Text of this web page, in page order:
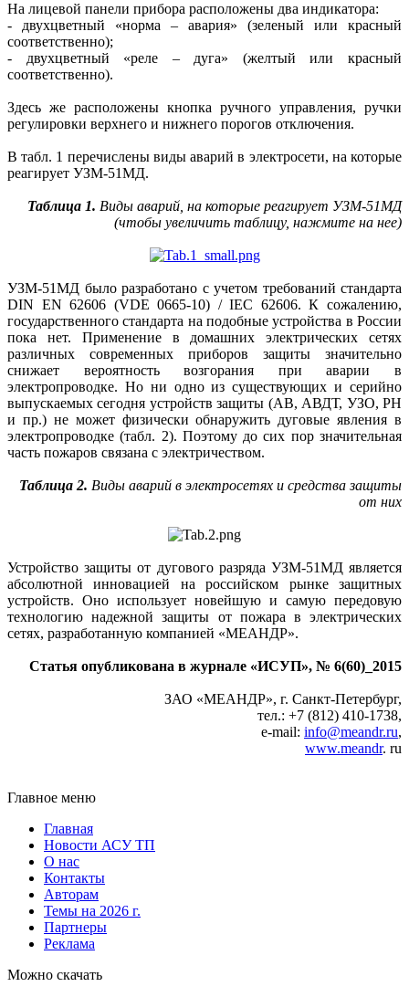
На лицевой панели прибора расположены два индикатора:
- двухцветный «норма – авария» (зеленый или красный
соответственно);
- двухцветный «реле – дуга» (желтый или красный
соответственно).
Здесь же расположены кнопка ручного управления, ручки
регулировки верхнего и нижнего порогов отключения.
В табл. 1 перечислены виды аварий в электросети, на которые
реагирует УЗМ‑51МД.
Таблица 1. Виды аварий, на которые реагирует УЗМ‑51МД
(чтобы увеличить таблицу, нажмите на нее)
УЗМ-51МД было разработано с учетом требований стандарта
DIN EN 62606 (VDE 0665-10) / IEC 62606. К сожалению,
государственного стандарта на подобные устройства в России
пока нет. Применение в домашних электрических сетях
различных современных приборов защиты значительно
снижает вероятность возгорания при аварии в
электропроводке. Но ни одно из существующих и серийно
выпускаемых сегодня устройств защиты (АВ, АВДТ, УЗО, РН
и пр.) не может физически обнаружить дуговые явления в
электропроводке (табл. 2). Поэтому до сих пор значительная
часть пожаров связана с электричеством.
Таблица 2. Виды аварий в электросетях и средства защиты
от них
Устройство защиты от дугового разряда УЗМ-51МД является
абсолютной инновацией на российском рынке защитных
устройств. Оно использует новейшую и самую передовую
технологию надежной защиты от пожара в электрических
сетях, разработанную компанией «МЕАНДР».
Статья опубликована в журнале «ИСУП», № 6(60)_2015
ЗАО «МЕАНДР», г. Санкт-Петербург,
тел.: +7 (812) 410-1738,
e-mail: info@meandr.ru,
www.meandr. ru
Главное меню
Главная
Новости АСУ ТП
О нас
Контакты
Авторам
Темы на 2026 г.
Партнеры
Реклама
Можно скачать